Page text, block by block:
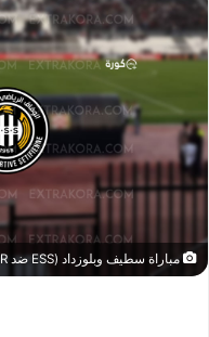
مباراة سطيف وبلوزداد (ESS ضد CBR) في البطولة الجزائرية